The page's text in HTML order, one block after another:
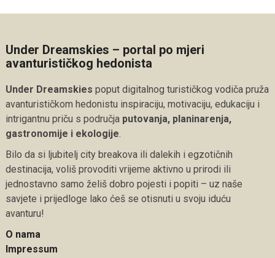
Under Dreamskies – portal po mjeri
avanturističkog hedonista
Under Dreamskies poput digitalnog turističkog vodiča pruža
avanturističkom hedonistu inspiraciju, motivaciju, edukaciju i
intrigantnu priču s područja putovanja, planinarenja,
gastronomije i ekologije
Bilo da si ljubitelj city breakova ili dalekih i egzotičnih
destinacija, voliš provoditi vrijeme aktivno u prirodi ili
jednostavno samo želiš dobro pojesti i popiti – uz naše
savjete i prijedloge lako ćeš se otisnuti u svoju iduću
avanturu!
O nama
Impressum